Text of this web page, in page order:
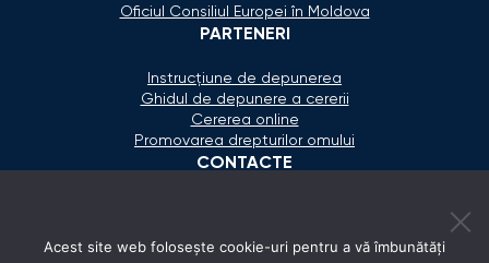
Oficiul Consiliul Europei în Moldova
PARTENERI
Instrucțiune de depunerea
Ghidul de depunere a cererii
Cererea online
Promovarea drepturilor omului
CONTACTE
secretariat@ombudsman.md
Acest site web folosește cookie-uri pentru a vă îmbunătăți